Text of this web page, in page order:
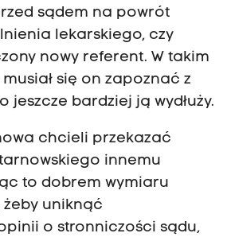
sądem na powrót
lekarskiego, czy
nowy referent. W takim
się on zapoznać z
jeszcze bardziej ją wydłuży.
chcieli przekazać
innemu
to dobrem wymiaru
uniknąć
o stronniczości sądu,